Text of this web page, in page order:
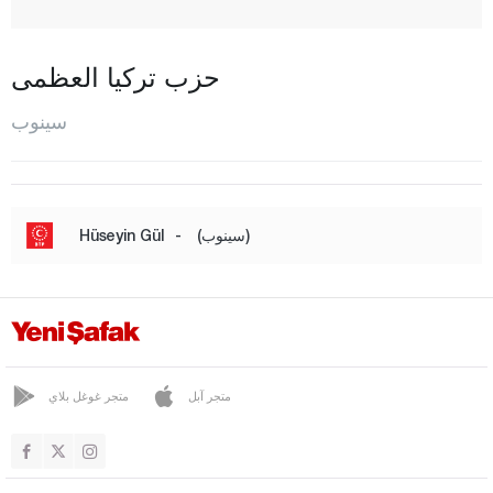
المركز
تكيرداغ
توكات
طرابزون
طونجالي
أوشاك
فان
حزب تركيا العظمى
سينوب
Hüseyin Gül - (سينوب)
متجر غوغل بلاي متجر آبل